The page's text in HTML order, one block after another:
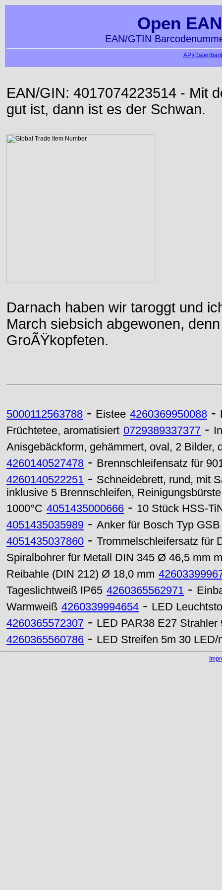
Open
EAN/GTIN
API/
EAN/GIN: 4017074223514 - Mit
gut ist, dann ist es der Schwan.
Darnach haben wir taroggt und
March siebsich abgewonen,
GroÃŸkopfeten.
5000112563788 - Eistee 4260369950088 -
Früchtetee, aromatisiert 0729389337377 -
Anisgebäckform, gehämmert, oval, 2 Bilder,
4260140527478 - Brennschleifensatz für
4260140522251 - Schneidebrett, rund, mit
inklusive 5 Brennschleifen,
1000°C 4051435000666 - 10 Stück HSS-
4051435035989 - Anker für Bosch Typ
4051435037860 - Trommelschleifersatz für
Spiralbohrer für Metall DIN 345 Ø 46,5 mm
Reibahle (DIN 212) Ø 18,0 mm
Tageslichtweiß IP65 4260365562971 -
Warmweiß 4260339994654 - LED
4260365572307 - LED PAR38 E27
4260365560786 - LED Streifen 5m 30